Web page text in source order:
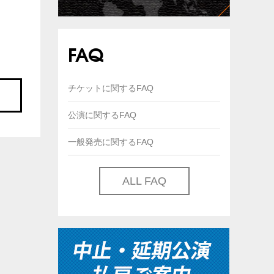
FAQ
チケットに関するFAQ
公演に関するFAQ
一般発売に関するFAQ
ALL FAQ